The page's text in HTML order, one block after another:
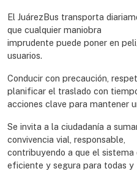
El JuárezBus transporta
que cualquier maniobra
imprudente puede poner en
usuarios.
Conducir con precaución,
planificar el traslado con
acciones clave para mantener
Se invita a la ciudadanía a
convivencia vial, responsable,
contribuyendo a que el
eficiente y segura para todas y